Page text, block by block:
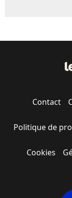
Contact
Politique de
Cookies